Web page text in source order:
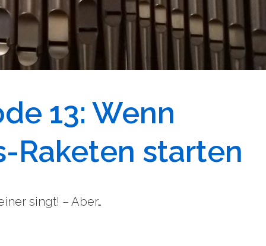
13: Wenn
Raketen starten
singt! – Aber…